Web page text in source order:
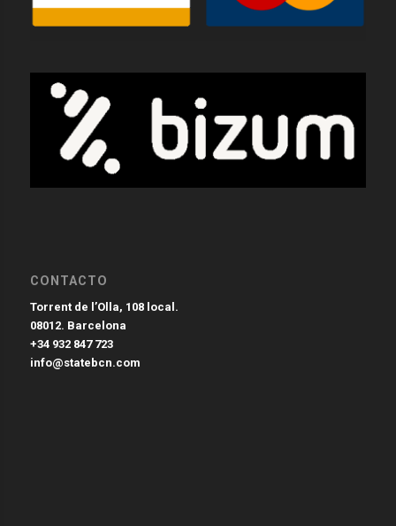
CONTACTO
Torrent de l’Olla, 108 local.
08012. Barcelona
+34 932 847 723
info@statebcn.com